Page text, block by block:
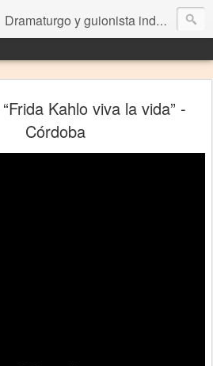
Dramaturgo y guionista independiente
Kahlo viva la vida” -
Córdoba